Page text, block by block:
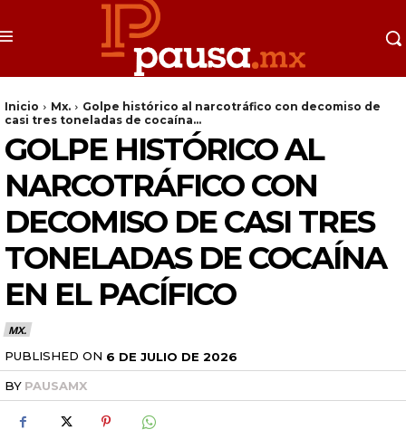
Inicio Mx.
Golpe histórico al narcotráfico con decomiso de
casi tres toneladas de cocaína...
GOLPE HISTÓRICO AL
NARCOTRÁFICO CON
DECOMISO DE CASI TRES
TONELADAS DE COCAÍNA
EN EL PACÍFICO
MX.
PUBLISHED ON 6 DE JULIO DE 2026
BY PAUSAMX